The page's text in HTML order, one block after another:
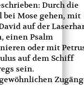
Durch die
bei Mose gehen, mit
auf der
einen Psalm
oder mit
auf dem Schiff
sein.